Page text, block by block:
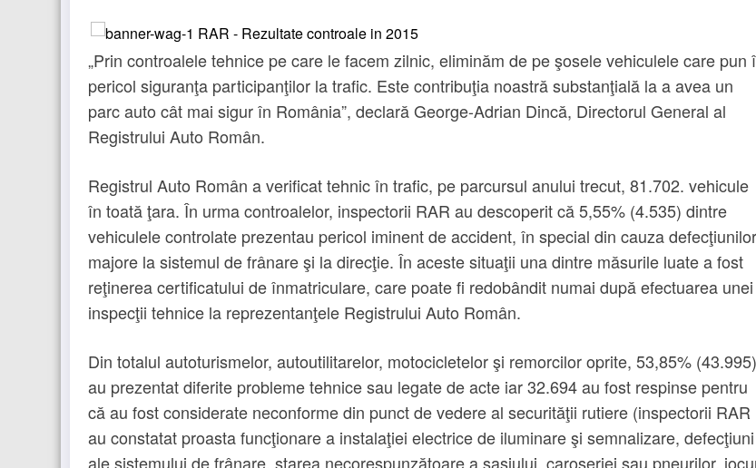
„Prin controalele tehnice pe care le facem zilnic, eliminăm de pe şosele vehiculele care pun
pericol siguranţa participanţilor la trafic. Este contribuţia noastră substanţială la a avea un
parc auto cât mai sigur în România”, declară George-Adrian Dincă, Directorul General al
Registrului Auto Român.
Registrul Auto Român a verificat tehnic în trafic, pe parcursul anului trecut, 81.702. vehicule
în toată ţara. În urma controalelor, inspectorii RAR au descoperit că 5,55% (4.535) dintre
vehiculele controlate prezentau pericol iminent de accident, în special din cauza defecţiunilor
majore la sistemul de frânare şi la direcţie. În aceste situaţii una dintre măsurile luate a fost
reţinerea certificatului de înmatriculare, care poate fi redobândit numai după efectuarea unei
inspecţii tehnice la reprezentanţele Registrului Auto Român.
Din totalul autoturismelor, autoutilitarelor, motocicletelor şi remorcilor oprite, 53,85% (43.995)
au prezentat diferite probleme tehnice sau legate de acte iar 32.694 au fost respinse pentru
că au fost considerate neconforme din punct de vedere al securităţii rutiere (inspectorii RAR
au constatat proasta funcţionare a instalaţiei electrice de iluminare şi semnalizare, defecţiuni
ale sistemului de frânare, starea necorespunzătoare a şasiului, caroseriei sau pneurilor,